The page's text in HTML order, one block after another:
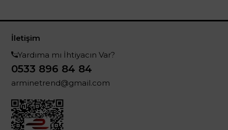
İletişim
Yardıma mı İhtiyacın Var?
0533 896 84 84
arminetrend@gmail.com